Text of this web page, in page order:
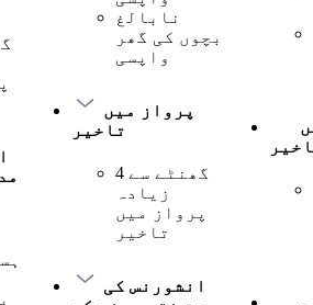
نابالغ
بچوں کی گھر
واپسی
پرواز میں
تاخیر
4 گھنٹے سے
زیادہ
پرواز میں
تاخیر
انشورنس کی